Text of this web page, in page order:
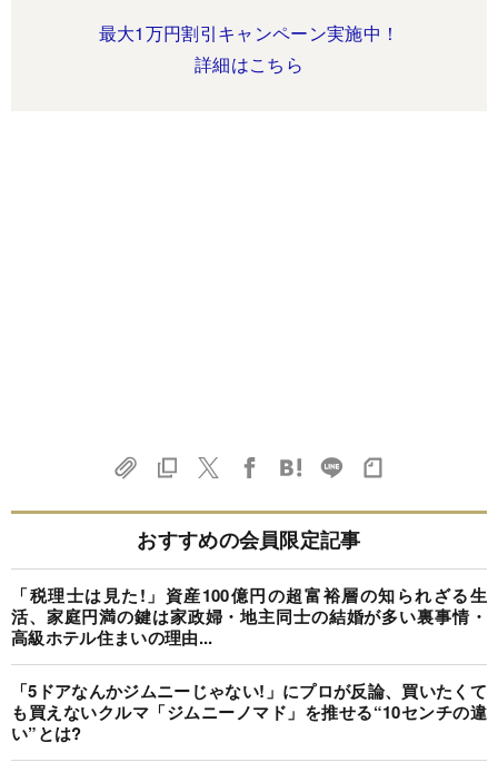
最大1万円割引キャンペーン実施中！
詳細はこちら
おすすめの会員限定記事
「税理士は見た!」資産100億円の超富裕層の知られざる生
活、家庭円満の鍵は家政婦・地主同士の結婚が多い裏事情・
高級ホテル住まいの理由...
「5ドアなんかジムニーじゃない!」にプロが反論、買いたくて
も買えないクルマ「ジムニーノマド」を推せる“10センチの違
い”とは?